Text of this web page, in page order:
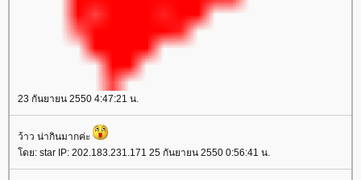
23 กันยายน 2550 4:47:21 น.
ว้าว น่ากินมากค่ะ
โดย: star IP: 202.183.231.171 25 กันยายน 2550 0:56:41 น.